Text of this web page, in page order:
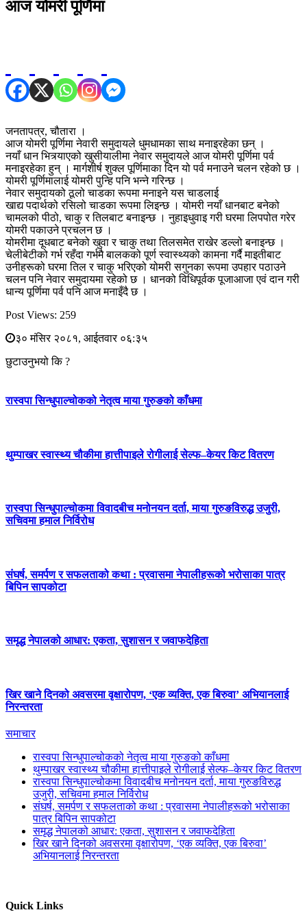
आज योमरी पूर्णिमा
जनतापत्र, चौतारा ।
आज योमरी पूर्णिमा नेवारी समुदायले धुमधामका साथ मनाइरहेका छन् ।
नयाँ धान भित्र्याएको खुसीयालीमा नेवार समुदायले आज योमरी पूर्णिमा पर्व
मनाइरहेका हुन् । मार्गशीर्ष शुक्ल पूर्णिमाका दिन यो पर्व मनाउने चलन रहेको छ ।
योमरी पूर्णिमालाई योमरी पुन्हि पनि भन्ने गरिन्छ ।
नेवार समुदायको ठूलो चाडका रूपमा मनाइने यस चाडलाई
खाद्य पदार्थको रसिलो चाडका रूपमा लिइन्छ । योमरी नयाँ धानबाट बनेको
चामलको पीठो, चाकु र तिलबाट बनाइन्छ । नुहाइधुवाइ गरी घरमा लिपपोत गरेर
योमरी पकाउने प्रचलन छ ।
योमरीमा दूधबाट बनेको खुवा र चाकु तथा तिलसमेत राखेर डल्लो बनाइन्छ ।
चेलीबेटीको गर्भ रहँदा गर्भमै बालकको पूर्ण स्वास्थ्यको कामना गर्दै माइतीबाट
उनीहरूको घरमा तिल र चाकु भरिएको योमरी सगुनका रूपमा उपहार पठाउने
चलन पनि नेवार समुदायमा रहेको छ । धानको विधिपूर्वक पूजाआजा एवं दान गरी
धान्य पूर्णिमा पर्व पनि आज मनाइँदै छ ।
Post Views: 259
३० मंसिर २०८१, आईतवार ०६:३५
छुटाउनुभयो कि ?
रास्वपा सिन्धुपाल्चोकको नेतृत्व माया गुरुङको काँधमा
थुम्पाखर स्वास्थ्य चौकीमा हात्तीपाइले रोगीलाई सेल्फ–केयर किट वितरण
रास्वपा सिन्धुपाल्चोकमा विवादबीच मनोनयन दर्ता, माया गुरुङविरुद्ध उजुरी,
सचिवमा हमाल निर्विरोध
संघर्ष, समर्पण र सफलताको कथा : प्रवासमा नेपालीहरूको भरोसाका पात्र
बिपिन सापकोटा
समृद्ध नेपालको आधार: एकता, सुशासन र जवाफदेहिता
खिर खाने दिनको अवसरमा वृक्षारोपण, ‘एक व्यक्ति, एक बिरुवा’ अभियानलाई
निरन्तरता
समाचार
रास्वपा सिन्धुपाल्चोकको नेतृत्व माया गुरुङको काँधमा
थुम्पाखर स्वास्थ्य चौकीमा हात्तीपाइले रोगीलाई सेल्फ–केयर किट वितरण
रास्वपा सिन्धुपाल्चोकमा विवादबीच मनोनयन दर्ता, माया गुरुङविरुद्ध
उजुरी, सचिवमा हमाल निर्विरोध
संघर्ष, समर्पण र सफलताको कथा : प्रवासमा नेपालीहरूको भरोसाका
पात्र बिपिन सापकोटा
समृद्ध नेपालको आधार: एकता, सुशासन र जवाफदेहिता
खिर खाने दिनको अवसरमा वृक्षारोपण, ‘एक व्यक्ति, एक बिरुवा’
अभियानलाई निरन्तरता
Quick Links